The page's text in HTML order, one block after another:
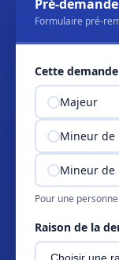
Pré-
Formulaire pré-
Cette
Majeur
Mineur de
Mineur de
Pour une
Raison de la